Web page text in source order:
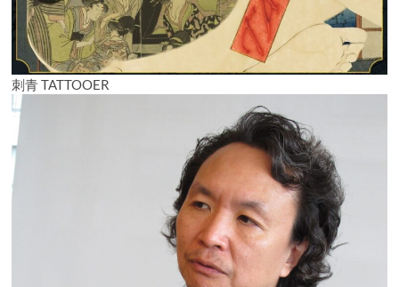
刺青 TATTOOER